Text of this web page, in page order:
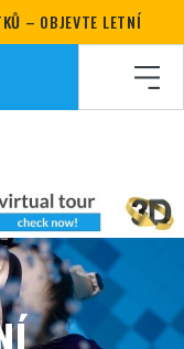
– OBJEVTE LETNÍ